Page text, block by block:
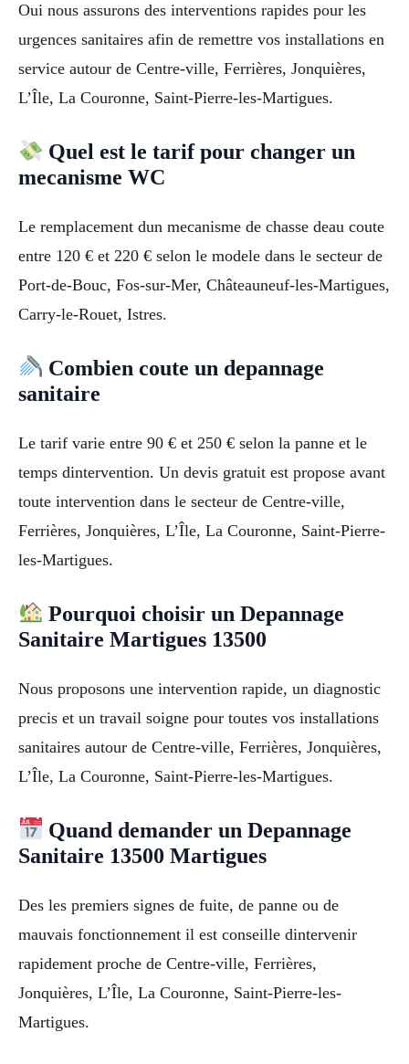
Oui nous assurons des interventions rapides pour les
urgences sanitaires afin de remettre vos installations en
service autour de Centre-ville, Ferrières, Jonquières,
L’Île, La Couronne, Saint-Pierre-les-Martigues.
Quel est le tarif pour changer un
mecanisme WC
Le remplacement dun mecanisme de chasse deau coute
entre 120 € et 220 € selon le modele dans le secteur de
Port-de-Bouc, Fos-sur-Mer, Châteauneuf-les-Martigues,
Carry-le-Rouet, Istres.
Combien coute un depannage
sanitaire
Le tarif varie entre 90 € et 250 € selon la panne et le
temps dintervention. Un devis gratuit est propose avant
toute intervention dans le secteur de Centre-ville,
Ferrières, Jonquières, L’Île, La Couronne, Saint-Pierre-
les-Martigues.
Pourquoi choisir un Depannage
Sanitaire Martigues 13500
Nous proposons une intervention rapide, un diagnostic
precis et un travail soigne pour toutes vos installations
sanitaires autour de Centre-ville, Ferrières, Jonquières,
L’Île, La Couronne, Saint-Pierre-les-Martigues.
Quand demander un Depannage
Sanitaire 13500 Martigues
Des les premiers signes de fuite, de panne ou de
mauvais fonctionnement il est conseille dintervenir
rapidement proche de Centre-ville, Ferrières,
Jonquières, L’Île, La Couronne, Saint-Pierre-les-
Martigues.